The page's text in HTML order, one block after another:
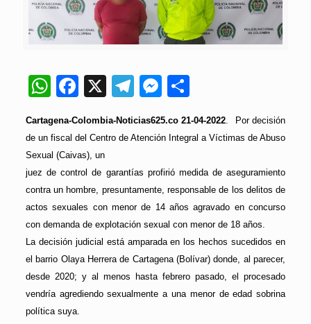
WhatsApp
Facebook
X Telegram
Messenger
Cartagena-Colombia-Noticias625.co 21-04-2022. Por decisión
de un fiscal del Centro de Atención Integral a Víctimas de Abuso
Sexual (Caivas), un
juez de control de garantías profirió medida de aseguramiento
contra un hombre, presuntamente, responsable de los delitos de
actos sexuales con menor de 14 años agravado en concurso
con demanda de explotación sexual con menor de 18 años.
La decisión judicial está amparada en los hechos sucedidos en
el barrio Olaya Herrera de Cartagena (Bolívar) donde, al parecer,
desde 2020; y al menos hasta febrero pasado, el procesado
vendría agrediendo sexualmente a una menor de edad sobrina
política suya.